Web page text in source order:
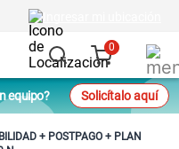
0
equipo? Solicítalo aquí
+ POSTPAGO + PLAN